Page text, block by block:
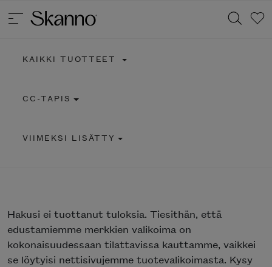
KAIKKI TUOTTEET
CC-TAPIS
VIIMEKSI LISÄTTY
Hakusi ei tuottanut tuloksia. Tiesithän, että
edustamiemme merkkien valikoima on
kokonaisuudessaan tilattavissa kauttamme, vaikkei
se löytyisi nettisivujemme tuotevalikoimasta. Kysy